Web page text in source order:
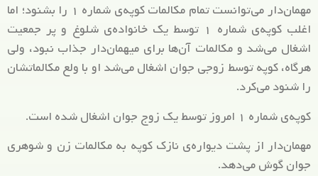
مهمان‌‌دار می‌توانست تمام مکالمات کوپه‌ی شماره ۱ را بشنود؛ اما
اغلب کوپه‌ی شماره ۱ توسط یک خانواده‌ی شلوغ و پر جمعیت
اشغال می‌شد و مکالمات آن‌ها برای میهمان‌دار جذاب نبود، ولی
هرگاه، کوپه توسط زوجی جوان اشغال می‌شد او با ولع مکالماتشان
را شنود می‌کرد.
کوپه‌ی شماره ۱ امروز توسط یک زوج جوان اشغال شده است.
مهمان‌دار از پشت دیواره‌ی نازک کوپه به مکالمات زن و شوهری
جوان گوش می‌دهد.